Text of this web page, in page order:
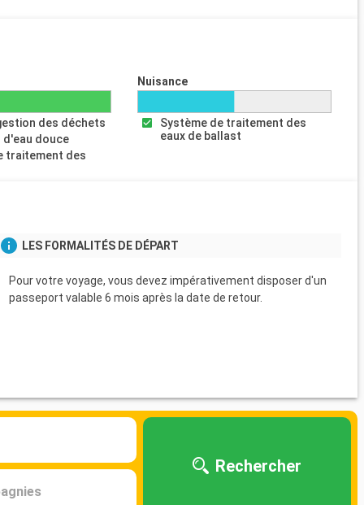
des déchets
douce
traitement des
Nuisance
Système de traitement des
eaux de ballast
LES FORMALITÉS DE DÉPART
Pour votre voyage, vous devez impérativement disposer d'un
passeport valable 6 mois après la date de retour.
Rechercher